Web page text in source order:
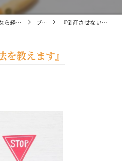
名古屋のコンサルティングなら経営コンサルタント毛利京申 ブログ 『倒産させない方法を教えます』
を教えます』